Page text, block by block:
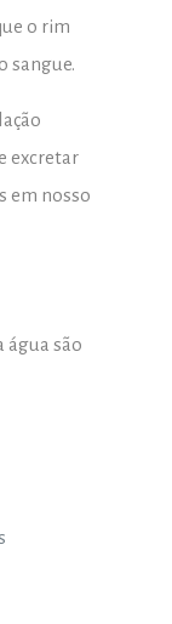
o rim
sangue.
excretar
em nosso
água são